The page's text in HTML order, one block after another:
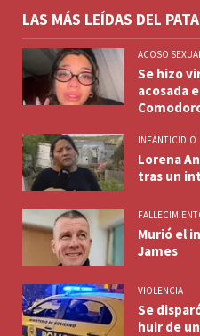
LAS MÁS LEÍDAS DEL
ACOSO
Se hizo
acosada
INFANTICIDIO
Lorena
tras un
Murió el
James
VIOLENCIA
Se
huir de